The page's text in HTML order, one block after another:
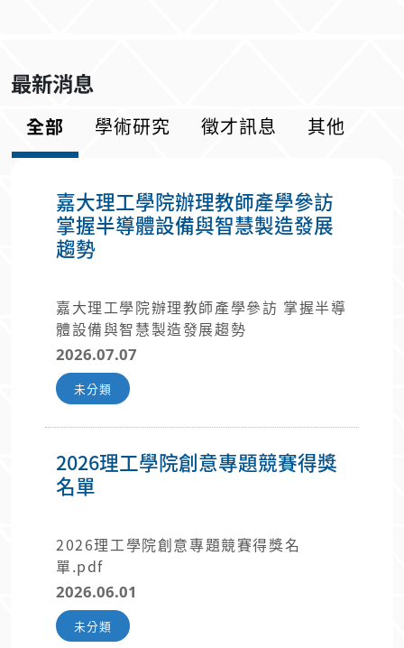
最新消息
全部 學術研究 徵才訊息 其他
嘉大理工學院辦理教師產學參訪
掌握半導體設備與智慧製造發展
趨勢
嘉大理工學院辦理教師產學參訪 掌握半導
體設備與智慧製造發展趨勢
2026.07.07
未分類
2026理工學院創意專題競賽得獎
名單
2026理工學院創意專題競賽得獎名
單.pdf
2026.06.01
未分類